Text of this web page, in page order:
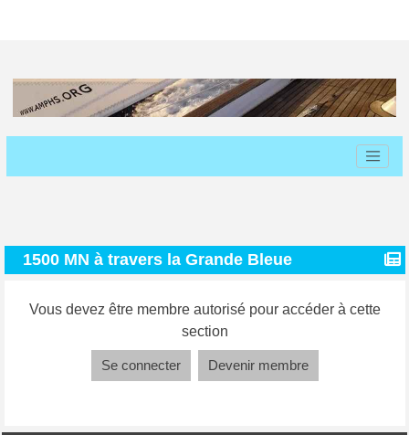
1500 MN à travers la Grande Bleue
Vous devez être membre autorisé pour accéder à cette
section
Se connecter Devenir membre